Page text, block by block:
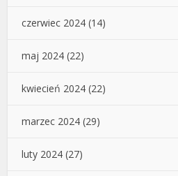
czerwiec 2024 (14)
maj 2024 (22)
kwiecień 2024 (22)
marzec 2024 (29)
luty 2024 (27)